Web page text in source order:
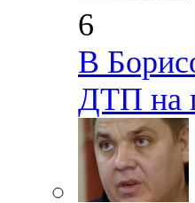
6
В
ДТП на